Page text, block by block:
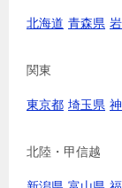
北海道 青森県
関東
東京都 埼玉県
北陸・甲信越